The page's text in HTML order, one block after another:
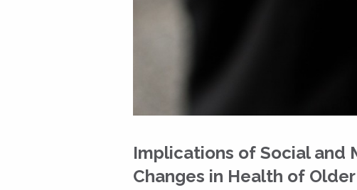
Implications of Social and
Changes in Health of